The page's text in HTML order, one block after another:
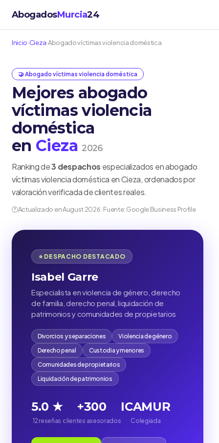
AbogadosMurcia24
Inicio›Cieza›Abogado víctimas violencia doméstica
🤝 Abogado víctimas violencia doméstica
Mejores abogado
víctimas violencia
doméstica
en Cieza 2026
Ranking de3 despachos especializados en abogado
víctimas violencia doméstica en Cieza, ordenados por
valoración verificada de clientes reales.
🕐Actualizado en August 2026 · Fuente: Google Business Profile
⭐ DESPACHO DESTACADO
Isabel Garre
Especialista en violencia de género, derecho
de familia, derecho penal, liquidación de
patrimonios y comunidades de propietarios
Divorcios y separaciones
Violencia de género
Derecho penal
Custodia y menores
Comunidades de propietarios
Liquidación de patrimonios
5.0 ★
12 reseñas
+300
clientes asesorados
ICAMUR
Colegiada